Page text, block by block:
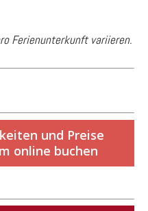
Ferienunterkunft variieren.
und Preise
online buchen